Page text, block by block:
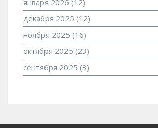
декабря 2025 (12)
ноября 2025 (16)
октября 2025 (23)
сентября 2025 (3)